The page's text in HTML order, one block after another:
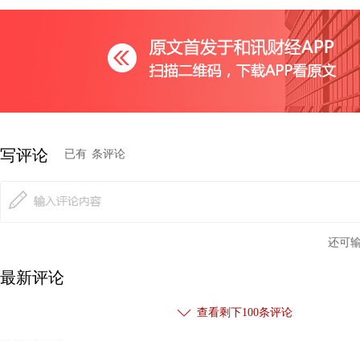
写评论 已有 条评论
还可
最新评论
查看剩下100条评论